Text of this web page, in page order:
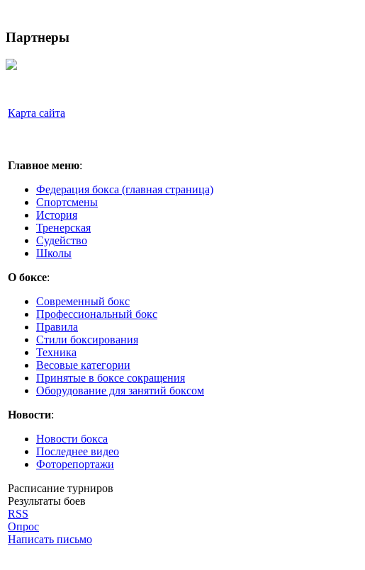
Партнеры
Карта сайта
Главное меню:
Федерация бокса (главная страница)
Спортсмены
История
Тренерская
Судейство
Школы
О боксе:
Современный бокс
Профессиональный бокс
Правила
Стили боксирования
Техника
Весовые категории
Принятые в боксе сокращения
Оборудование для занятий боксом
Новости:
Новости бокса
Последнее видео
Фоторепортажи
Расписание турниров
Результаты боев
RSS
Опрос
Написать письмо